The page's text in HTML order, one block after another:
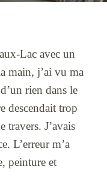
Lac avec un
main, j’ai vu ma
rien dans le
descendait trop
travers. J’avais
L’erreur m’a
peinture et